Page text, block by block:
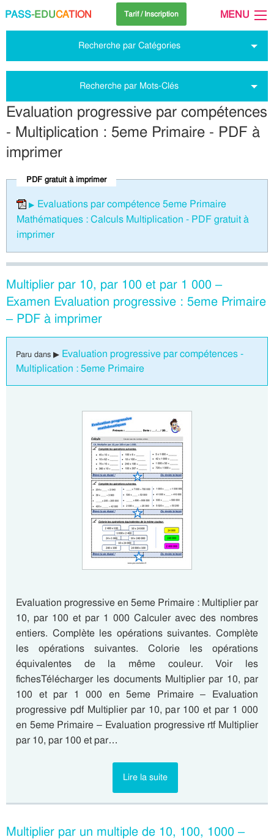
PASS-EDUCATION Tarif / Inscription MENU
Recherche par Catégories
Recherche par Mots-Clés
Evaluation progressive par compétences
- Multiplication : 5eme Primaire - PDF à
imprimer
PDF gratuit à imprimer
Evaluations par compétence 5eme Primaire
Mathématiques : Calculs Multiplication - PDF gratuit à
imprimer
Multiplier par 10, par 100 et par 1 000 –
Examen Evaluation progressive : 5eme Primaire
– PDF à imprimer
Paru dans ▶ Evaluation progressive par compétences -
Multiplication : 5eme Primaire
Evaluation progressive en 5eme Primaire : Multiplier par
10, par 100 et par 1 000 Calculer avec des nombres
entiers. Complète les opérations suivantes. Complète
les opérations suivantes. Colorie les opérations
équivalentes de la même couleur. Voir les
fichesTélécharger les documents Multiplier par 10, par
100 et par 1 000 en 5eme Primaire – Evaluation
progressive pdf Multiplier par 10, par 100 et par 1 000
en 5eme Primaire – Evaluation progressive rtf Multiplier
par 10, par 100 et par…
Lire la suite
Multiplier par un multiple de 10, 100, 1000 –